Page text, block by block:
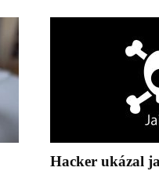
Hacker ukázal